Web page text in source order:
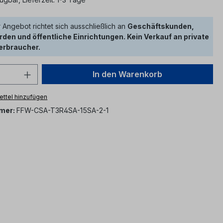
Angebot richtet sich ausschließlich an Geschäftskunden,
und öffentliche Einrichtungen. Kein Verkauf an private
Anzahl: Gib den gewünschten Wert
In den Warenkorb
hinzufügen
FFW-CSA-T3R4SA-15SA-2-1